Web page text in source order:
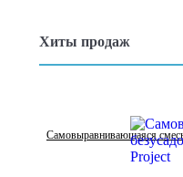
Хиты продаж
Самовыравнивающаяся